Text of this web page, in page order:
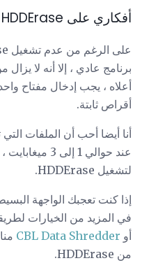
أفكاري على HDDErase
برنامج عادي ، إلا أنه لا
أعلاه ، يجب إدخال مفتاح
أقراص ثابتة.
أنا أيضا أحب أن الملفات
عند حوالي 1
لتشغيل HDDErase.
في المزيد من الخيارات
أو CBL Data Shredder
من HDDErase.